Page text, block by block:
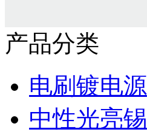
产品分类
电刷镀电源
中性光亮锡